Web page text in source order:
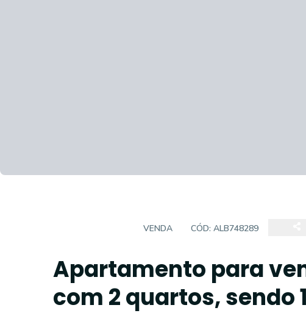
VENDA CÓD: ALB748289
Apartamento para
com 2 quartos, sendo